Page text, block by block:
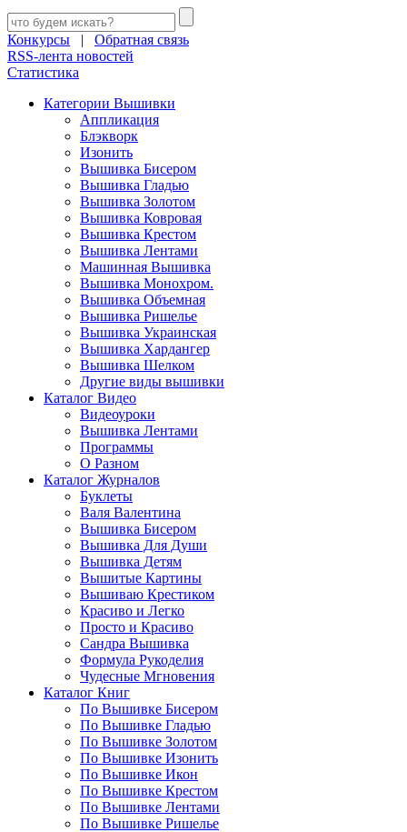
Конкурсы | Обратная связь
RSS-лента новостей
Статистика
Категории Вышивки
Аппликация
Блэкворк
Изонить
Вышивка Бисером
Вышивка Гладью
Вышивка Золотом
Вышивка Ковровая
Вышивка Крестом
Вышивка Лентами
Машинная Вышивка
Вышивка Монохром.
Вышивка Объемная
Вышивка Ришелье
Вышивка Украинская
Вышивка Хардангер
Вышивка Шелком
Другие виды вышивки
Каталог Видео
Видеоуроки
Вышивка Лентами
Программы
О Разном
Каталог Журналов
Буклеты
Валя Валентина
Вышивка Бисером
Вышивка Для Души
Вышивка Детям
Вышитые Картины
Вышиваю Крестиком
Красиво и Легко
Просто и Красиво
Сандра Вышивка
Формула Рукоделия
Чудесные Мгновения
Каталог Книг
По Вышивке Бисером
По Вышивке Гладью
По Вышивке Золотом
По Вышивке Изонить
По Вышивке Икон
По Вышивке Крестом
По Вышивке Лентами
По Вышивке Ришелье